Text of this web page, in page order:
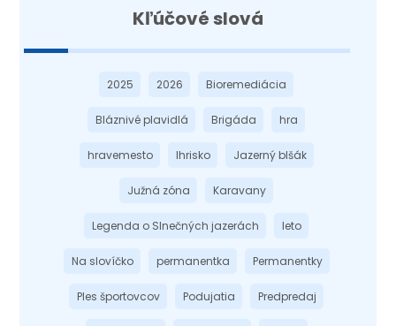
Kľúčové slová
2025 2026 Bioremediácia
Bláznivé plavidlá Brigáda hra
hravemesto Ihrisko Jazerný blšák
Južná zóna Karavany
Legenda o Slnečných jazerách leto
Na slovíčko permanentka Permanentky
Ples športovcov Podujatia Predpredaj